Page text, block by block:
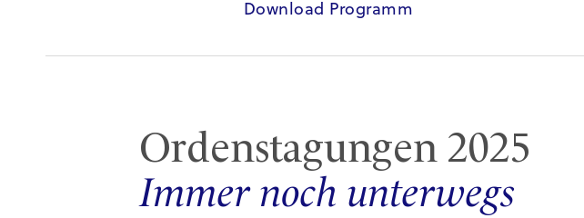
Download Programm
Ordenstagungen 2025
Immer noch unterwegs